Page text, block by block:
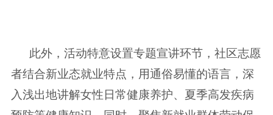
此外，活动特意设置专题宣讲环节，社区志愿
者结合新业态就业特点，用通俗易懂的语言，深
入浅出地讲解女性日常健康养护、夏季高发疾病